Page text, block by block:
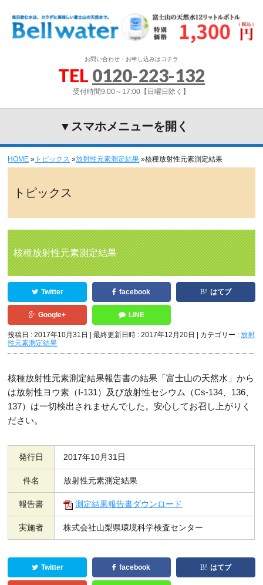
お問い合わせ・お申し込みはコチラ
TEL 0120-223-132
受付時間9:00～17:00【日曜日除く】
▼スマホメニューを開く
HOME » トピックス »放射性元素測定結果 »核種放射性元素測定結果
トピックス
核種放射性元素測定結果
Twitter facebook はてブ
Google+ LINE
投稿日 : 2017年10月31日 最終更新日時 : 2017年12月20日 カテゴリー :放射
性元素測定結果
核種放射性元素測定結果報告書の結果「富士山の天然水」から
は放射性ヨウ素（I-131）及び放射性セシウム（Cs-134、136、
137）は一切検出されませんでした。安心してお召し上がりく
ださい。
発行日 2017年10月31日
件名 放射性元素測定結果
報告書 測定結果報告書ダウンロード
実施者 株式会社山梨県環境科学検査センター
Twitter facebook はてブ